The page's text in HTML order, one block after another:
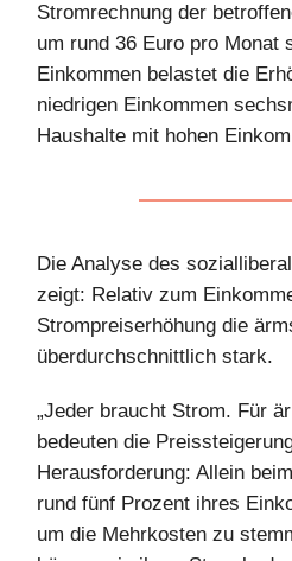
Stromrechnung der
um rund 36 Euro pro Monat
Einkommen belastet die
niedrigen Einkommen
Haushalte mit hohen
Die Analyse des
zeigt: Relativ zum
Strompreiserhöhung die
überdurchschnittlich stark.
„Jeder braucht Strom. Für
bedeuten die
Herausforderung: Allein
rund fünf Prozent ihres
um die Mehrkosten zu